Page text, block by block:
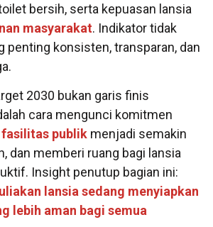
bersih, serta kepuasan lansia
masyarakat. Indikator tidak
penting konsisten, transparan, dan
2030 bukan garis finis
cara mengunci komitmen
fasilitas publik menjadi semakin
dan memberi ruang bagi lansia
Insight penutup bagian ini:
lansia sedang menyiapkan
lebih aman bagi semua